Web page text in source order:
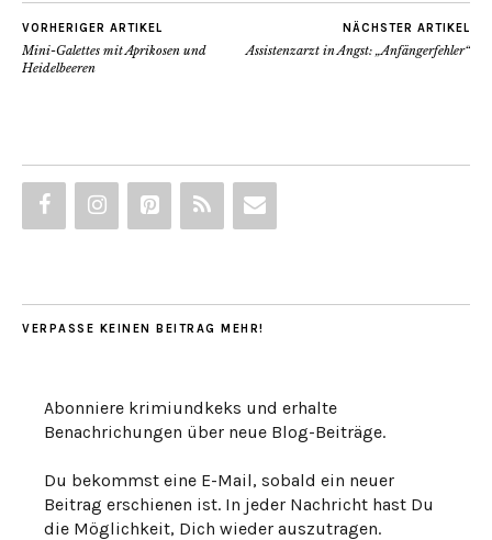
VORHERIGER ARTIKEL
Mini-Galettes mit Aprikosen und
Heidelbeeren
NÄCHSTER ARTIKEL
Assistenzarzt in Angst: „Anfängerfehler“
VERPASSE KEINEN BEITRAG MEHR!
Abonniere krimiundkeks und erhalte
Benachrichungen über neue Blog-Beiträge.
Du bekommst eine E-Mail, sobald ein neuer
Beitrag erschienen ist. In jeder Nachricht hast Du
die Möglichkeit, Dich wieder auszutragen.